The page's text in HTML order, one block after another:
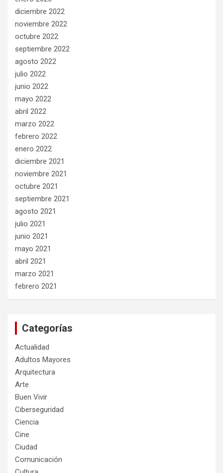
diciembre 2022
noviembre 2022
octubre 2022
septiembre 2022
agosto 2022
julio 2022
junio 2022
mayo 2022
abril 2022
marzo 2022
febrero 2022
enero 2022
diciembre 2021
noviembre 2021
octubre 2021
septiembre 2021
agosto 2021
julio 2021
junio 2021
mayo 2021
abril 2021
marzo 2021
febrero 2021
Categorías
Actualidad
Adultos Mayores
Arquitectura
Arte
Buen Vivir
Ciberseguridad
Ciencia
Cine
Ciudad
Comunicación